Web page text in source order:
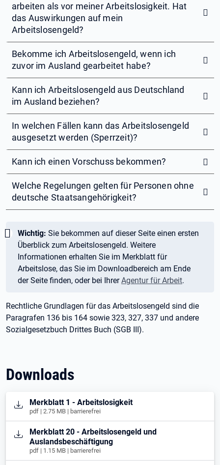
arbeiten als vor meiner Arbeitslosigkeit. Hat
das Auswirkungen auf mein
Arbeitslosengeld?
Bekomme ich Arbeitslosengeld, wenn ich
zuvor im Ausland gearbeitet habe?
Kann ich Arbeitslosengeld aus Deutschland
im Ausland beziehen?
In welchen Fällen kann das Arbeitslosengeld
ausgesetzt werden (Sperrzeit)?
Kann ich einen Vorschuss bekommen?
Welche Regelungen gelten für Personen ohne
deutsche Staatsangehörigkeit?
Wichtig:
Wichtig: Sie bekommen auf dieser Seite einen ersten
Überblick zum Arbeitslosengeld. Weitere
Informationen erhalten Sie im Merkblatt für
Arbeitslose, das Sie im Downloadbereich am Ende
der Seite finden, oder bei IhrerAgentur für Arbeit.
Rechtliche Grundlagen für das Arbeitslosengeld sind die
Paragrafen 136 bis 164 sowie 323, 327, 337 und andere
Sozialgesetzbuch Drittes Buch (SGB III).
Downloads
Öffnet in neuem Tab
Merkblatt 1 - Arbeitslosigkeit
pdf | 2.75 MB | barrierefrei
Öffnet in neuem Tab
Merkblatt 20 - Arbeitslosengeld und
Auslandsbeschäftigung
pdf | 1.15 MB | barrierefrei